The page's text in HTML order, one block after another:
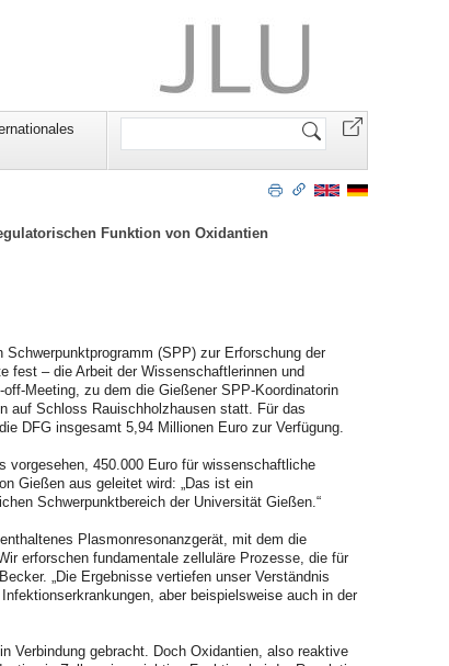
Website
Funktion von Oxidantien
(SPP) zur Erforschung der
fest – die Arbeit der Wissenschaftlerinnen und
Meeting, zu dem die Gießener SPP-Koordinatorin
auf Schloss Rauischholzhausen statt. Für das
DFG insgesamt 5,94 Millionen Euro zur Verfügung.
vorgesehen, 450.000 Euro für wissenschaftliche
Gießen aus geleitet wird: „Das ist ein
Schwerpunktbereich der Universität Gießen.“
Plasmonresonanzgerät, mit dem die
erforschen fundamentale zelluläre Prozesse, die für
„Die Ergebnisse vertiefen unser Verständnis
aber beispielsweise auch in der
Verbindung gebracht. Doch Oxidantien, also reaktive